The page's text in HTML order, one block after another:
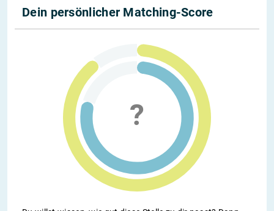
Dein persönlicher Matching-Score